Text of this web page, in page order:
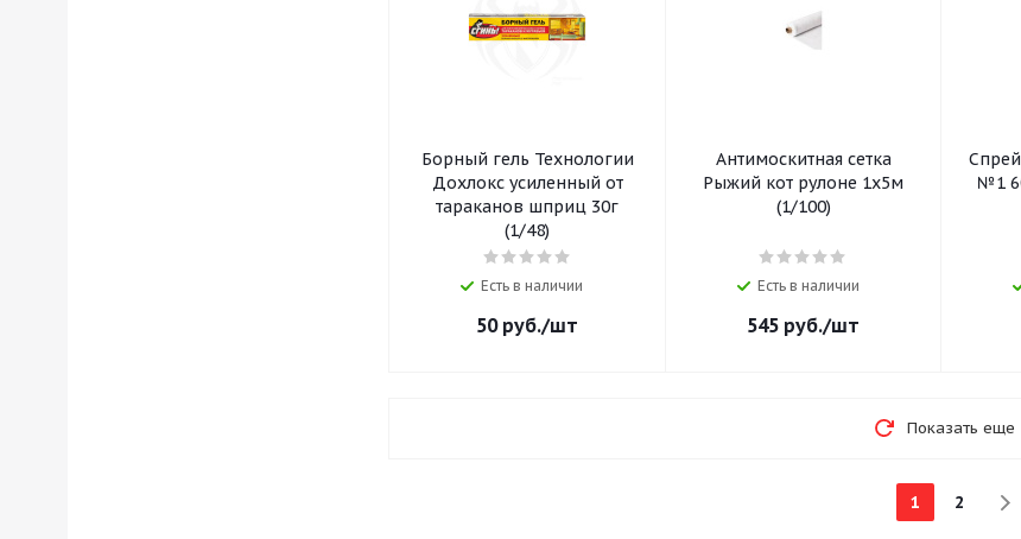
Борный гель Технологии
Дохлокс усиленный от
тараканов шприц 30г
(1/48)
Есть в наличии
50руб./шт
Антимоскитная сетка
Рыжий кот рулоне 1х5м
(1/100)
Есть в наличии
545 руб./шт
№1
Показать еще
1 2